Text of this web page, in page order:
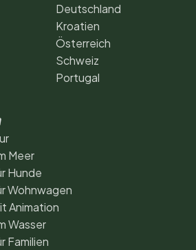
Deutschland
Kroatien
Österreich
Schweiz
Portugal
Meer
Hunde
Wohnwagen
Animation
Wasser
Familien